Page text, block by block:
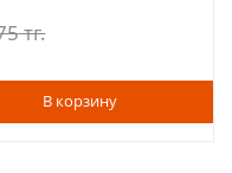
тг.
В корзину